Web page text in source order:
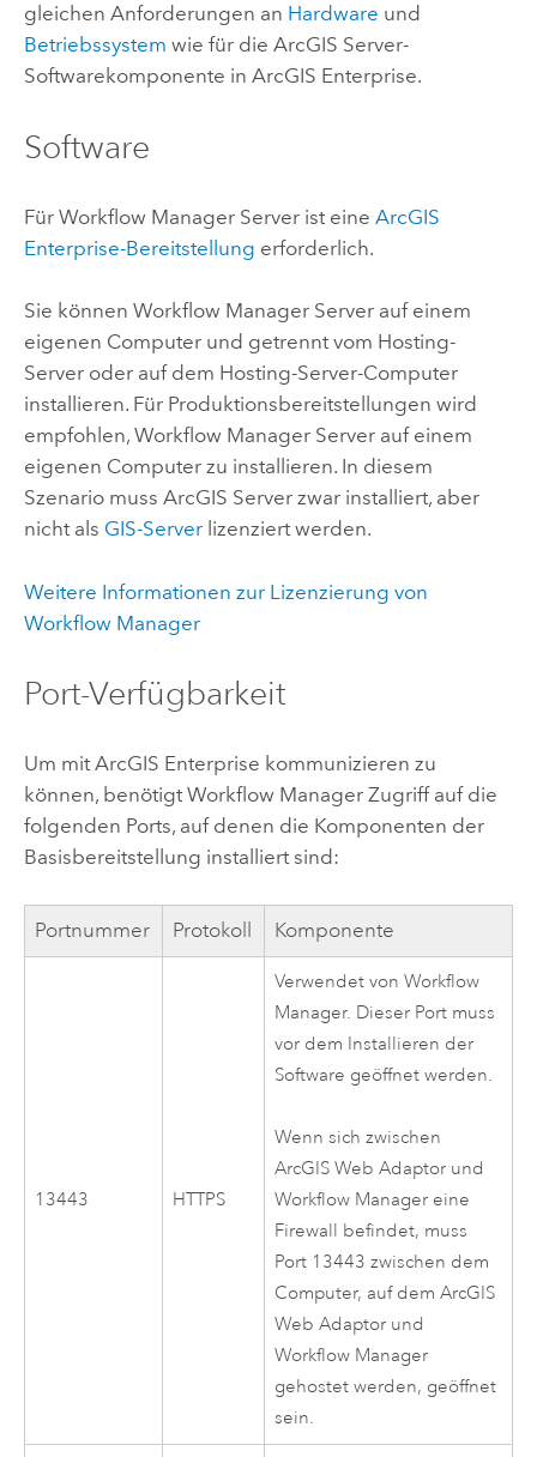
gleichen Anforderungen an Hardware und
Betriebssystem wie für die ArcGIS Server-
Softwarekomponente in ArcGIS Enterprise.
Software
Für Workflow Manager Serverist eine ArcGIS
Enterprise-Bereitstellung erforderlich.
Sie können Workflow Manager Serverauf einem
eigenen Computer und getrennt vom Hosting-
Server oder auf dem Hosting-Server-Computer
installieren. Für Produktionsbereitstellungen wird
empfohlen, Workflow Manager Serverauf einem
eigenen Computer zu installieren. In diesem
Szenario muss ArcGIS Serverzwar installiert, aber
nicht als GIS-Serverlizenziert werden.
Weitere Informationen zur Lizenzierung von
Workflow Manager
Port-Verfügbarkeit
Um mit ArcGIS Enterprise kommunizieren zu
können, benötigt Workflow ManagerZugriff auf die
folgenden Ports, auf denen die Komponenten der
Basisbereitstellung installiert sind:
Portnummer Protokoll Komponente
13443 HTTPS
Verwendet vonWorkflow
Manager. Dieser Port muss
vor dem Installieren der
Software geöffnet werden.
Wenn sich zwischen
ArcGIS Web Adaptor und
Workflow Manager eine
Firewall befindet, muss
Port 13443 zwischen dem
Computer, auf demArcGIS
Web Adaptor und
Workflow Manager
gehostet werden, geöffnet
sein.